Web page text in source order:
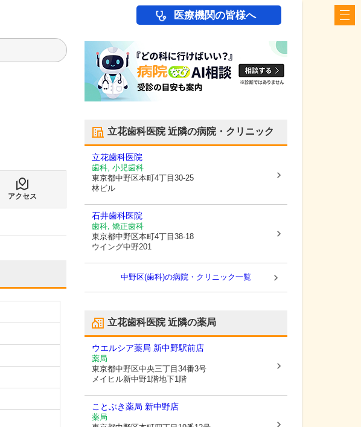
医療機関の皆様へ
アクセス
立花歯科医院近隣の病院・クリニック
立花歯科医院
歯科, 小児歯科
東京都中野区本町4丁目30-25
林ビル
石井歯科医院
歯科, 矯正歯科
東京都中野区本町4丁目38-18
ウイング中野201
中野区(歯科)の病院・クリニック一覧
立花歯科医院近隣の薬局
ウエルシア薬局 新中野駅前店
薬局
東京都中野区中央三丁目34番3号
メイヒル新中野1階地下1階
ことぶき薬局 新中野店
薬局